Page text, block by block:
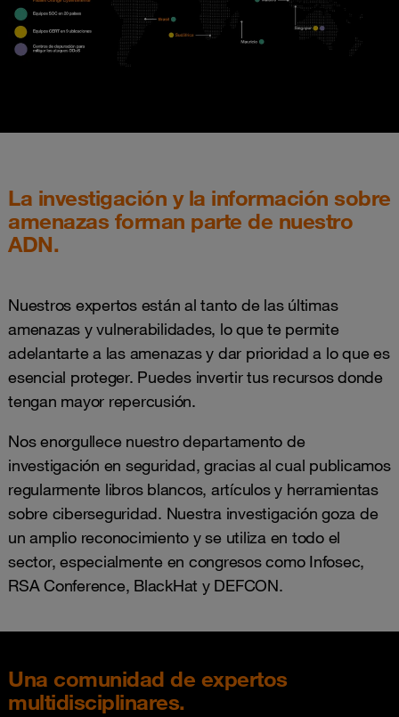
La investigación y la información sobre
amenazas forman parte de nuestro
ADN.
Nuestros expertos están al tanto de las últimas
amenazas y vulnerabilidades, lo que te permite
adelantarte a las amenazas y dar prioridad a lo que es
esencial proteger. Puedes invertir tus recursos donde
tengan mayor repercusión.
Nos enorgullece nuestro departamento de
investigación en seguridad, gracias al cual publicamos
regularmente libros blancos, artículos y herramientas
sobre ciberseguridad. Nuestra investigación goza de
un amplio reconocimiento y se utiliza en todo el
sector, especialmente en congresos como Infosec,
RSA Conference, BlackHat y DEFCON.
Una comunidad de expertos
multidisciplinares.